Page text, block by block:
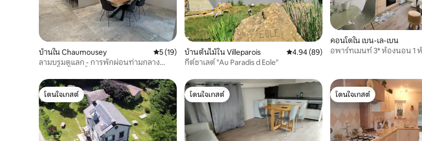
บ้านใน Chaumousey คะแนนเฉลี่ย 5 จาก 5, 19 รีวิว
5 (19)
ลามบรูมดูแลก - การพักผ่อนท่ามกลาง
บ้านต้นไม้ใน Villeparois คะแนนเฉลี่ย 4.94 จาก 5, 89 รีวิว
4.94 (89)
กีต์ชาเลต์ "Au Paradis d Eole"
คอนโดใน เบน-เล-เบน
อพาร์ทเมนท์ 3* ห้องนอน 1
โดนใจเกสต์
โดนใจเกสต์
โดนใจเกสต์
โดนใจเกสต์
โดนใจเกสต์
โดนใจเกสต์